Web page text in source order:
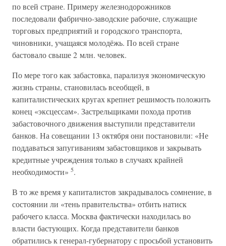
по всей стране. Примеру железнодорожников
последовали фабрично-заводские рабочие, служащие
торговых предприятий и городского транспорта,
чиновники, учащаяся молодёжь. По всей стране
бастовало свыше 2 млн. человек.
По мере того как забастовка, парализуя экономическую
жизнь страны, становилась всеобщей, в
капиталистических кругах крепнет решимость положить
конец «эксцессам». Застрельщиками похода против
забастовочного движения выступили представители
банков. На совещании 13 октября они постановили: «Не
поддаваться запугиваниям забастовщиков и закрывать
кредитные учреждения только в случаях крайней
необходимости» 5.
В то же время у капиталистов закрадывалось сомнение, в
состоянии ли «тень правительства» отбить натиск
рабочего класса. Москва фактически находилась во
власти бастующих. Когда представители банков
обратились к генерал-губернатору с просьбой установить